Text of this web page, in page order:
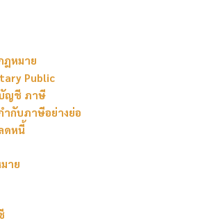
ฎหมาย
Public
ญชี ภาษี
ำกับภาษีอย่างย่อ
ดหนี้
าย
กรรม / Architectureงานโครงสร้าง งาน
นุญาตก่อสร้าง / Civil Engineering
กต บริษัท ปัณฑูร-มรกต แอนด์ พาร์ทเนอ
โทร. 098-742-9665, 089-893-5446 Line